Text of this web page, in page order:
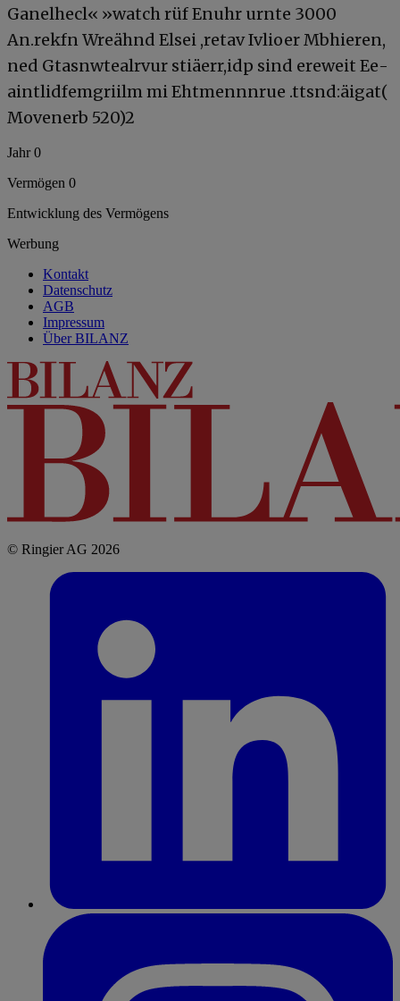
Ganelhecl« »watch rüf Enuhr urnte 3000
An.rekfn Wreähnd Elsei ,retav Ivlioer Mbhieren,
ned Gtasnwtealrvur stiäerr,idp sind ereweit Ee­
aintlidfemgriilm mi Ehtmennnrue .ttsnd:äigat(
Movenerb 520)2
Jahr 0
Vermögen 0
Entwicklung des Vermögens
Werbung
Kontakt
Datenschutz
AGB
Impressum
Über BILANZ
© Ringier AG 2026